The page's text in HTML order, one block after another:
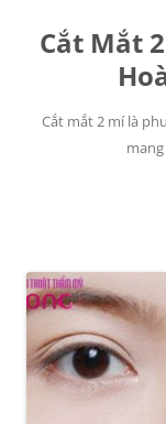
nội
dung
Cắt Mắt
Cắt mắt 2 mí là